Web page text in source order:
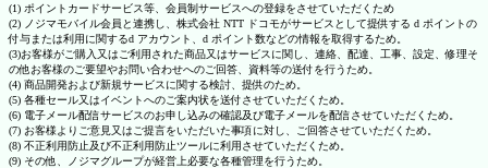
(1) ポイントカードサービス等、会員制サービスへの登録をさせていただくため
(2) ノジマモバイル会員と連携し、株式会社 NTT ドコモがサービスとして提供する d ポイントの
付与または利用に関するd アカウント、d ポイント数などの情報を取得するため。
(3)お客様がご購入又はご利用された商品又はサービスに関し、連絡、配達、工事、設定、修理そ
の他お客様のご要望やお問い合わせへのご回答、資料等の送付を行うため。
(4) 商品開発および新規サービスに関する検討、提供のため。
(5) 各種セール又はイベントへのご案内状を送付させていただくため。
(6) 電子メール配信サービスのお申し込みの確認及び電子メールを配信させていただくため。
(7) お客様よりご意見又はご提言をいただいた事項に対し、ご回答させていただくため。
(8) 不正利用防止及び不正利用防止ツールに利用させていただくため。
(9) その他、ノジマグループが経営上必要な各種管理を行うため。